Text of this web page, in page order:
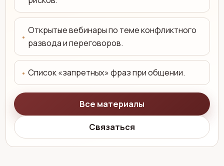
Открытые вебинары по теме конфликтного
развода и переговоров.
Список «запретных» фраз при общении.
Все материалы
Связаться